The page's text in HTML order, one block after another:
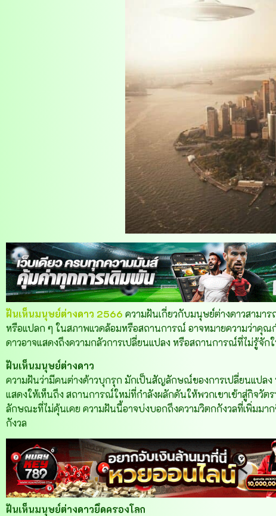
ฝันเห็นมนุษย์ต่างดาว 2566 ความฝันเกี่ยวกับมนุษย์ต่างดาวสามา
หรือแปลก ๆ ในสภาพแวดล้อมหรือสถานการณ์ อาจหมายความว่าคุ
ดาวอาจแสดงถึงความกลัวการเปลี่ยนแปลง หรือสถานการณ์ที่ไม่รู้จั
ฝันเห็นมนุษย์ต่างดาว
ความฝันว่ามีคนต่างด้าวบุกรุก มักเป็นสัญลักษณ์ของการเปลี่ยนแปล
แสดงให้เห็นถึง สถานการณ์ใหม่ที่กำลังผลักดันให้พวกเขาเข้าสู่กิจวั
ลักษณะที่ไม่คุ้นเคย ความฝันนี้อาจบ่งบอกถึงความวิตกกังวลที่เพิ่มม
กังวล
ฝันเห็นมนุษย์ต่างดาวยึดครองโลก